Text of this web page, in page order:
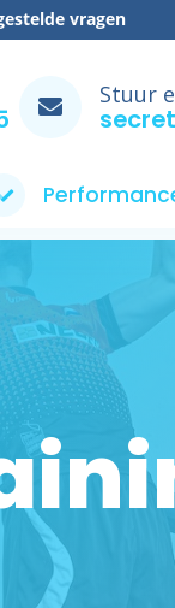
vragen
Stuur